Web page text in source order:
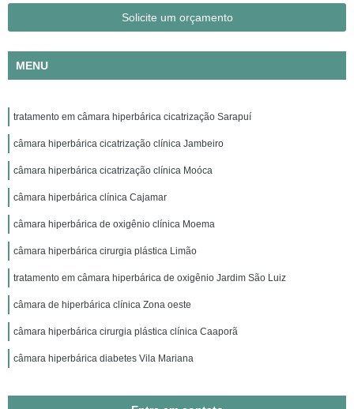
Solicite um orçamento
MENU
tratamento em câmara hiperbárica cicatrização Sarapuí
câmara hiperbárica cicatrização clínica Jambeiro
câmara hiperbárica cicatrização clínica Moóca
câmara hiperbárica clínica Cajamar
câmara hiperbárica de oxigênio clínica Moema
câmara hiperbárica cirurgia plástica Limão
tratamento em câmara hiperbárica de oxigênio Jardim São Luiz
câmara de hiperbárica clínica Zona oeste
câmara hiperbárica cirurgia plástica clínica Caaporã
câmara hiperbárica diabetes Vila Mariana